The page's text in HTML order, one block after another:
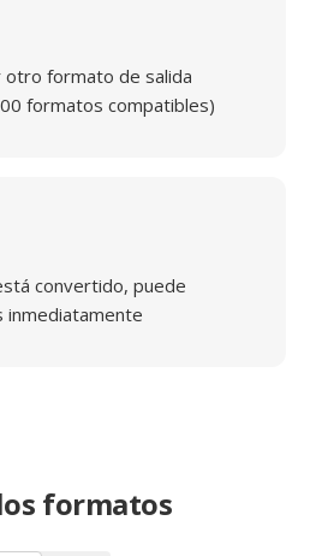
otro formato de salida
formatos compatibles)
convertido, puede
inmediatamente
formatos